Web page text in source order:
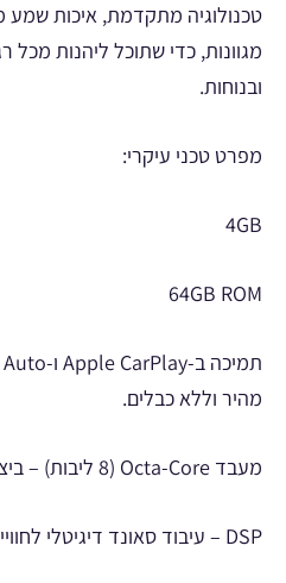
טכנולוגיה מתקדמת, איכות שמע
מגוונות, כדי שתוכל ליהנות
ובנוחות.
מפרט טכני עיקרי:
4GB
64GB ROM
מהיר וללא כבלים.
מעבד Octa-Core (8 ליבות) – ביצועים חזקים ותגובה חלקה.
DSP – עיבוד סאונד דיגיטלי לחוויית שמע איכותית ומדויקת.